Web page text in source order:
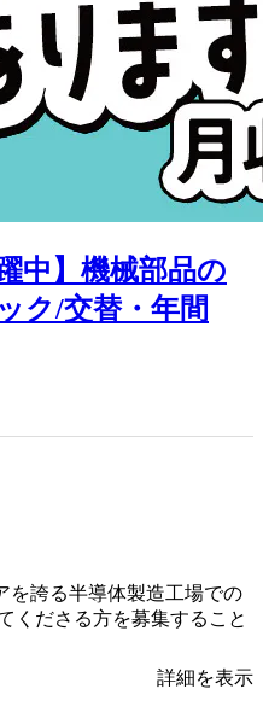
中】機械部品の
ク/交替・年間
を誇る半導体製造工場での
くださる方を募集すること
詳細を表示